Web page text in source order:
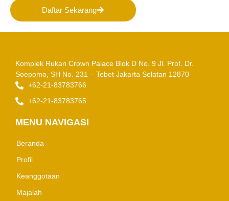
Daftar Sekarang
Komplek Rukan Crown Palace Blok D No. 9 Jl. Prof. Dr.
Soepomo, SH No. 231 – Tebet Jakarta Selatan 12870
+62-21-83783766
+62-21-83783765
MENU NAVIGASI
Beranda
Profil
Keanggotaan
Majalah